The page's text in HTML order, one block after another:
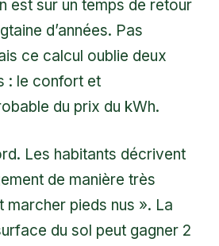
est sur un temps de retour
d’années. Pas
ce calcul oublie deux
: le confort et
du prix du kWh.
Les habitants décrivent
de manière très
marcher pieds nus ». La
du sol peut gagner 2